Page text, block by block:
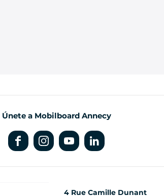
Únete a Mobilboard Annecy
4 Rue Camille Dunant